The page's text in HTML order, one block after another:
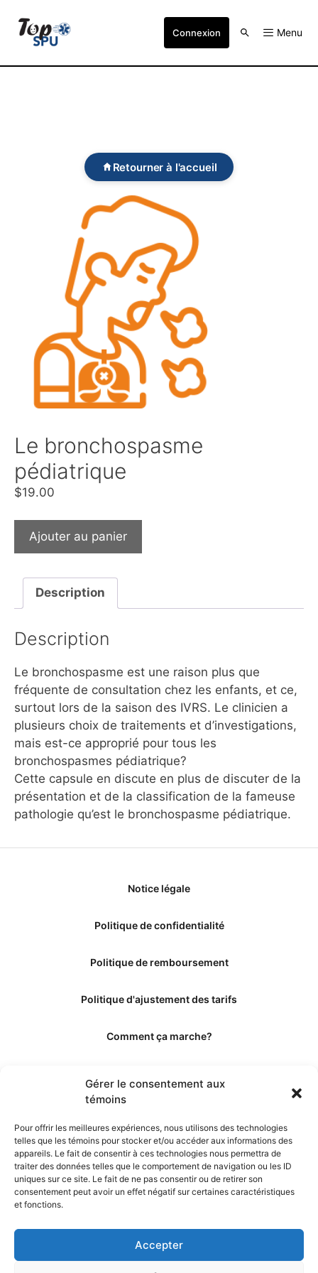
Gérer le consentement aux
témoins
Pour offrir les meilleures expériences, nous utilisons des technologies
telles que les témoins pour stocker et/ou accéder aux informations des
appareils. Le fait de consentir à ces technologies nous permettra de
traiter des données telles que le comportement de navigation ou les ID
uniques sur ce site. Le fait de ne pas consentir ou de retirer son
consentement peut avoir un effet négatif sur certaines caractéristiques
et fonctions.
Accepter
Connexion Menu
Retourner à l'accueil
Le bronchospasme
pédiatrique
$19.00
Ajouter au panier
Description
Description
Le bronchospasme est une raison plus que
fréquente de consultation chez les enfants, et ce,
surtout lors de la saison des IVRS. Le clinicien a
plusieurs choix de traitements et d’investigations,
mais est-ce approprié pour tous les
bronchospasmes pédiatrique?
Cette capsule en discute en plus de discuter de la
présentation et de la classification de la fameuse
pathologie qu’est le bronchospasme pédiatrique.
Notice légale
Politique de confidentialité
Politique de remboursement
Politique d'ajustement des tarifs
Comment ça marche?
Les éditeurs
Les experts et collaborateurs